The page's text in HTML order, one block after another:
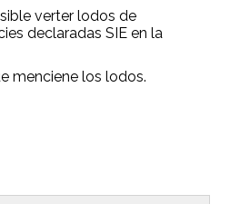
verter lodos de
declaradas SIE en la
menciene los lodos.